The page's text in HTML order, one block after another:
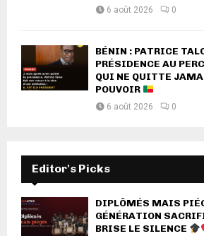
6 août 2026 0
BÉNIN : PATRICE
PRÉSIDENCE AU
QUI NE QUITTE
POUVOIR
6 août 2026 0
Editor's Picks
DIPLÔMÉS MAIS
GÉNÉRATION
BRISE LE SILENCE